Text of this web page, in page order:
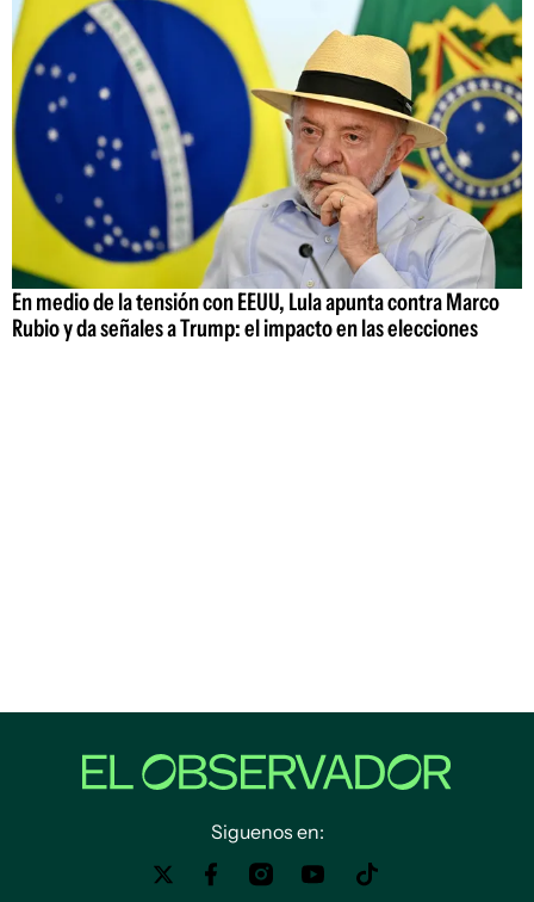
En medio de la tensión con EEUU, Lula apunta contra Marco
Rubio y da señales a Trump: el impacto en las elecciones
Siguenos en: